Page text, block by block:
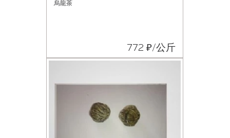
烏龍茶
772 ₽/公斤